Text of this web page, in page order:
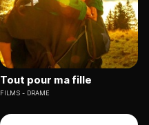
Tout pour ma fille
FILMS DRAME